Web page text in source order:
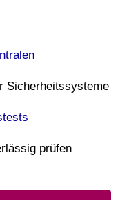
Sicherheitssysteme
prüfen